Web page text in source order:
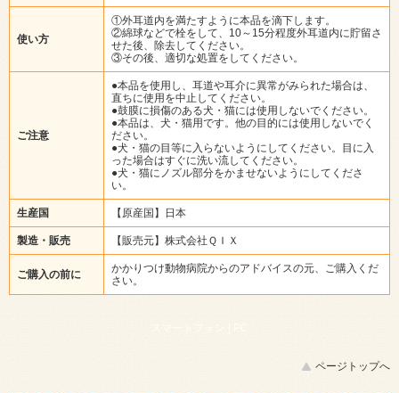
使い方
①外耳道内を満たすように本品を滴下します。
②綿球などで栓をして、10～15分程度外耳道内に貯留さ
せた後、除去してください。
③その後、適切な処置をしてください。
ご注意
●本品を使用し、耳道や耳介に異常がみられた場合は、
直ちに使用を中止してください。
●鼓膜に損傷のある犬・猫には使用しないでください。
●本品は、犬・猫用です。他の目的には使用しないでく
ださい。
●犬・猫の目等に入らないようにしてください。目に入
った場合はすぐに洗い流してください。
●犬・猫にノズル部分をかませないようにしてくださ
い。
生産国 【原産国】日本
製造・販売 【販売元】株式会社ＱＩＸ
ご購入の前に
かかりつけ動物病院からのアドバイスの元、ご購入くだ
さい。
スマートフォン | PC
ページトップへ